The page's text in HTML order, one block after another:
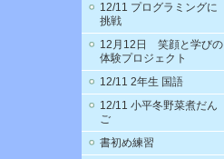
12/11 プログラミングに
挑戦
12月12日 笑顔と学びの
体験プロジェクト
12/11 2年生 国語
12/11 小平冬野菜煮だん
ご
書初め練習